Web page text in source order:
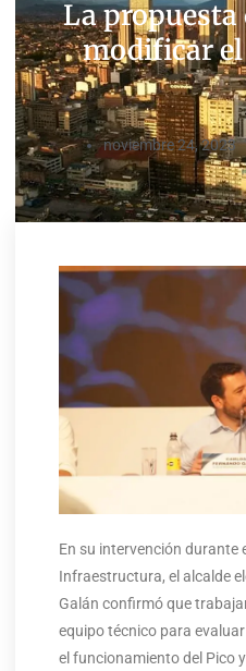
La propuesta
modificar el
noviembre 24, 2023
En su intervención durante
Infraestructura, el alcalde
Galán confirmó que
equipo técnico para
el funcionamiento del Pico